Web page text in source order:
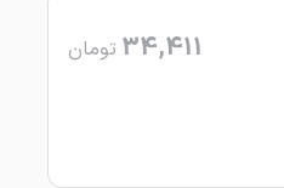
34,411 تومان